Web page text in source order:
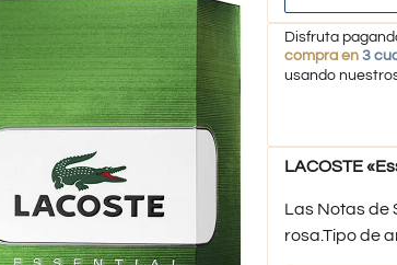
Disfruta
compra en 3
usando
LACOSTE
Las Notas de
rosa.Tipo de